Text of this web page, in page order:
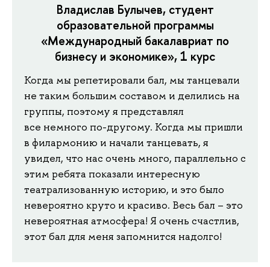
Владислав Булычев, студент
образовательной программы
«Международный бакалавриат по
бизнесу и экономике», 1 курс
Когда мы репетировали бал, мы танцевали
не таким большим составом и делились на
группы, поэтому я представлял
все немного по-другому. Когда мы пришли
в филармонию и начали танцевать, я
увидел, что нас очень много, параллельно с
этим ребята показали интересную
театрализованную историю, и это было
невероятно круто и красиво. Весь бал – это
невероятная атмосфера! Я очень счастлив,
этот бал для меня запомнится надолго!